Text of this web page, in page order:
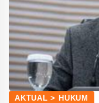
AKTUAL > HUKUM